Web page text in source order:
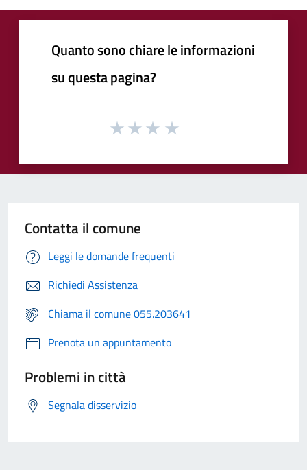
Quanto sono chiare le informazioni
su questa pagina?
Contatta il comune
Leggi le domande frequenti
Richiedi Assistenza
Chiama il comune 055.203641
Prenota un appuntamento
Problemi in città
Segnala disservizio